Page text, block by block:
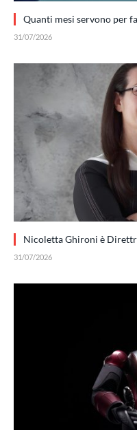
Quanti mesi servono per
31/07/2026
Nicoletta Ghironi è
31/07/2026